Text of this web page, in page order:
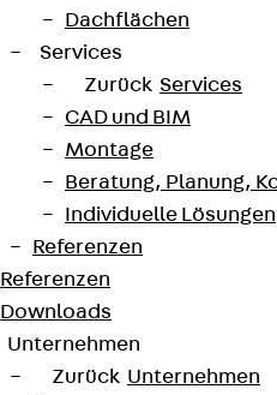
Dachflächen
Services
Zurück Services
CAD und BIM
Montage
Beratung, Planung,
Individuelle Lösungen
Referenzen
Referenzen
Downloads
Unternehmen
Zurück Unternehmen